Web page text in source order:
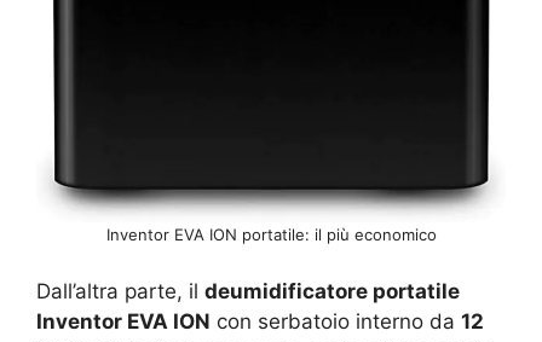
Inventor EVA ION portatile: il più economico
Dall’altra parte, il deumidificatore portatile
Inventor EVA ION con serbatoio interno da 12